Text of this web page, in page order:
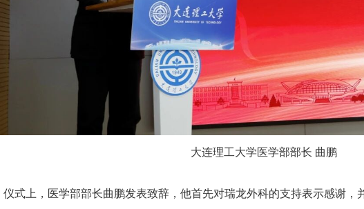
大连理工大学医学部部长 曲鹏
仪式上，医学部部长曲鹏发表致辞，他首先对瑞龙外科的支持表示感谢，